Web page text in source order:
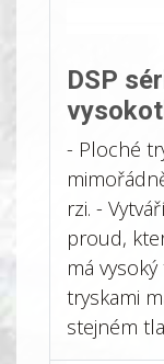
DSP
- Ploché
rzi. -
proud,
má
tryskami
stejném